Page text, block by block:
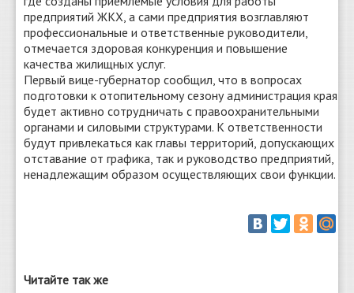
предприятий ЖКХ, а сами предприятия возглавляют
профессиональные и ответственные руководители,
отмечается здоровая конкуренция и повышение
качества жилищных услуг.
Первый вице-губернатор сообщил, что в вопросах
подготовки к отопительному сезону администрация края
будет активно сотрудничать с правоохранительными
органами и силовыми структурами. К ответственности
будут привлекаться как главы территорий, допускающих
отставание от графика, так и руководство предприятий,
ненадлежащим образом осуществляющих свои функции.
Читайте так же